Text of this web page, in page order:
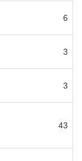
6
3
3
43